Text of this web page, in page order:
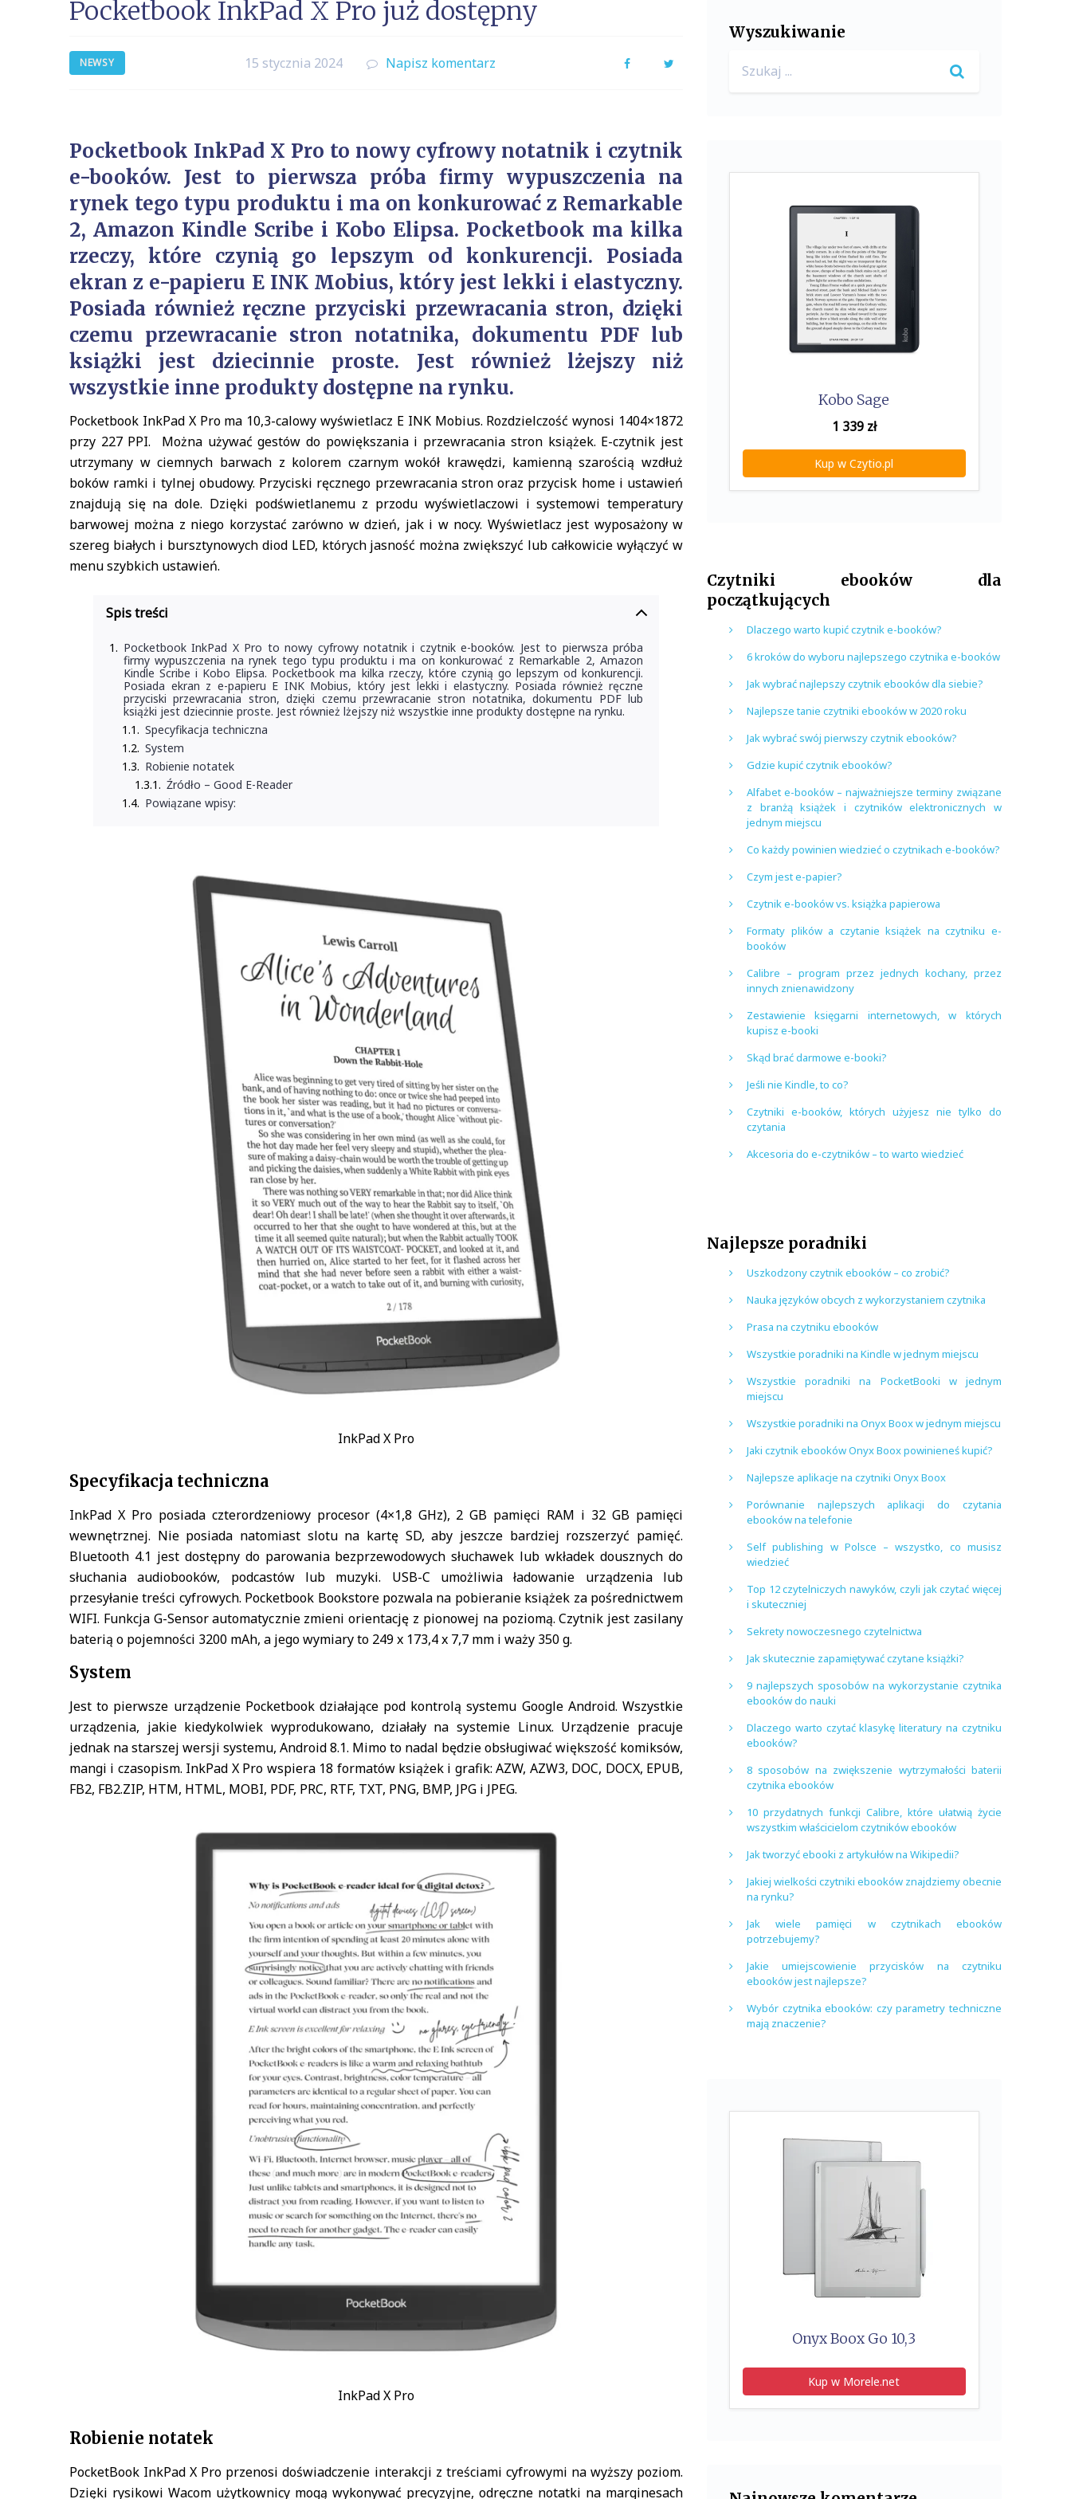
Pocketbook InkPad X Pro już dostępny
NEWSY 15 stycznia 2024 Napisz komentarz FacebookTwitter
Pocketbook InkPad X Pro to nowy cyfrowy notatnik i czytnik
e-booków. Jest to pierwsza próba firmy wypuszczenia na
rynek tego typu produktu i ma on konkurować z Remarkable
2, Amazon Kindle Scribe i Kobo Elipsa. Pocketbook ma kilka
rzeczy, które czynią go lepszym od konkurencji. Posiada
ekran z e-papieru E INK Mobius, który jest lekki i elastyczny.
Posiada również ręczne przyciski przewracania stron, dzięki
czemu przewracanie stron notatnika, dokumentu PDF lub
książki jest dziecinnie proste. Jest również lżejszy niż
wszystkie inne produkty dostępne na rynku.
Pocketbook InkPad X Pro ma 10,3-calowy wyświetlacz E INK Mobius. Rozdzielczość wynosi 1404×1872
przy 227 PPI. Można używać gestów do powiększania i przewracania stron książek. E-czytnik jest
utrzymany w ciemnych barwach z kolorem czarnym wokół krawędzi, kamienną szarością wzdłuż
boków ramki i tylnej obudowy. Przyciski ręcznego przewracania stron oraz przycisk home i ustawień
znajdują się na dole. Dzięki podświetlanemu z przodu wyświetlaczowi i systemowi temperatury
barwowej można z niego korzystać zarówno w dzień, jak i w nocy. Wyświetlacz jest wyposażony w
szereg białych i bursztynowych diod LED, których jasność można zwiększyć lub całkowicie wyłączyć w
menu szybkich ustawień.
Spis treści
Pocketbook InkPad X Pro to nowy cyfrowy notatnik i czytnik e-booków. Jest to pierwsza próba
firmy wypuszczenia na rynek tego typu produktu i ma on konkurować z Remarkable 2, Amazon
Kindle Scribe i Kobo Elipsa. Pocketbook ma kilka rzeczy, które czynią go lepszym od konkurencji.
Posiada ekran z e-papieru E INK Mobius, który jest lekki i elastyczny. Posiada również ręczne
przyciski przewracania stron, dzięki czemu przewracanie stron notatnika, dokumentu PDF lub
książki jest dziecinnie proste. Jest również lżejszy niż wszystkie inne produkty dostępne na rynku.
Specyfikacja techniczna
System
Robienie notatek
Źródło – Good E-Reader
Powiązane wpisy:
InkPad X Pro
Specyfikacja techniczna
InkPad X Pro posiada czterordzeniowy procesor (4×1,8 GHz), 2 GB pamięci RAM i 32 GB pamięci
wewnętrznej. Nie posiada natomiast slotu na kartę SD, aby jeszcze bardziej rozszerzyć pamięć.
Bluetooth 4.1 jest dostępny do parowania bezprzewodowych słuchawek lub wkładek dousznych do
słuchania audiobooków, podcastów lub muzyki. USB-C umożliwia ładowanie urządzenia lub
przesyłanie treści cyfrowych. Pocketbook Bookstore pozwala na pobieranie książek za pośrednictwem
WIFI. Funkcja G-Sensor automatycznie zmieni orientację z pionowej na poziomą. Czytnik jest zasilany
baterią o pojemności 3200 mAh, a jego wymiary to 249 x 173,4 x 7,7 mm i waży 350 g.
System
Jest to pierwsze urządzenie Pocketbook działające pod kontrolą systemu Google Android. Wszystkie
urządzenia, jakie kiedykolwiek wyprodukowano, działały na systemie Linux. Urządzenie pracuje
jednak na starszej wersji systemu, Android 8.1. Mimo to nadal będzie obsługiwać większość komiksów,
mangi i czasopism. InkPad X Pro wspiera 18 formatów książek i grafik: AZW, AZW3, DOC, DOCX, EPUB,
FB2, FB2.ZIP, HTM, HTML, MOBI, PDF, PRC, RTF, TXT, PNG, BMP, JPG i JPEG.
InkPad X Pro
Robienie notatek
PocketBook InkPad X Pro przenosi doświadczenie interakcji z treściami cyfrowymi na wyższy poziom.
Dzięki rysikowi Wacom użytkownicy mogą wykonywać precyzyjne, odręczne notatki na marginesach
Wyszukiwanie
for:
Kobo Sage
1 339zł
Kup w Czytio.pl
Czytniki ebooków dla
początkujących
Dlaczego warto kupić czytnik e-booków?
6 kroków do wyboru najlepszego czytnika e-booków
Jak wybrać najlepszy czytnik ebooków dla siebie?
Najlepsze tanie czytniki ebooków w 2020 roku
Jak wybrać swój pierwszy czytnik ebooków?
Gdzie kupić czytnik ebooków?
Alfabet e-booków – najważniejsze terminy związane
z branżą książek i czytników elektronicznych w
jednym miejscu
Co każdy powinien wiedzieć o czytnikach e-booków?
Czym jest e-papier?
Czytnik e-booków vs. książka papierowa
Formaty plików a czytanie książek na czytniku e-
booków
Calibre – program przez jednych kochany, przez
innych znienawidzony
Zestawienie księgarni internetowych, w których
kupisz e-booki
Skąd brać darmowe e-booki?
Jeśli nie Kindle, to co?
Czytniki e-booków, których użyjesz nie tylko do
czytania
Akcesoria do e-czytników – to warto wiedzieć
Najlepsze poradniki
Uszkodzony czytnik ebooków – co zrobić?
Nauka języków obcych z wykorzystaniem czytnika
Prasa na czytniku ebooków
Wszystkie poradniki na Kindle w jednym miejscu
Wszystkie poradniki na PocketBooki w jednym
miejscu
Wszystkie poradniki na Onyx Boox w jednym miejscu
Jaki czytnik ebooków Onyx Boox powinieneś kupić?
Najlepsze aplikacje na czytniki Onyx Boox
Porównanie najlepszych aplikacji do czytania
ebooków na telefonie
Self publishing w Polsce – wszystko, co musisz
wiedzieć
Top 12 czytelniczych nawyków, czyli jak czytać więcej
i skuteczniej
Sekrety nowoczesnego czytelnictwa
Jak skutecznie zapamiętywać czytane książki?
9 najlepszych sposobów na wykorzystanie czytnika
ebooków do nauki
Dlaczego warto czytać klasykę literatury na czytniku
ebooków?
8 sposobów na zwiększenie wytrzymałości baterii
czytnika ebooków
10 przydatnych funkcji Calibre, które ułatwią życie
wszystkim właścicielom czytników ebooków
Jak tworzyć ebooki z artykułów na Wikipedii?
Jakiej wielkości czytniki ebooków znajdziemy obecnie
na rynku?
Jak wiele pamięci w czytnikach ebooków
potrzebujemy?
Jakie umiejscowienie przycisków na czytniku
ebooków jest najlepsze?
Wybór czytnika ebooków: czy parametry techniczne
mają znaczenie?
Onyx Boox Go 10,3
Kup w Morele.net